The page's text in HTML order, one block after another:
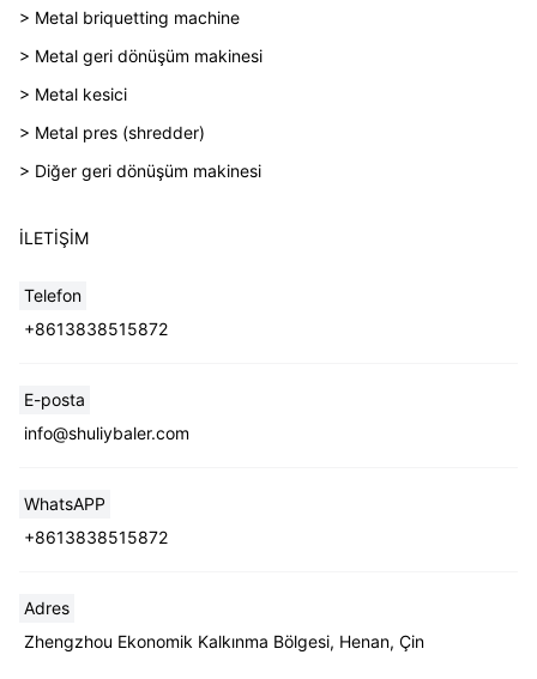
> Metal briquetting machine
> Metal geri dönüşüm makinesi
> Metal kesici
> Metal pres (shredder)
> Diğer geri dönüşüm makinesi
İLETIŞIM
Telefon
+8613838515872
E-posta
info@shuliybaler.com
WhatsAPP
+8613838515872
Adres
Zhengzhou Ekonomik Kalkınma Bölgesi, Henan, Çin